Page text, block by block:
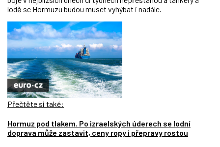
lodě se Hormuzu budou muset vyhýbat i nadále.
Přečtěte si také:
Hormuz pod tlakem. Po izraelských úderech se lodní
doprava může zastavit, ceny ropy i přepravy rostou